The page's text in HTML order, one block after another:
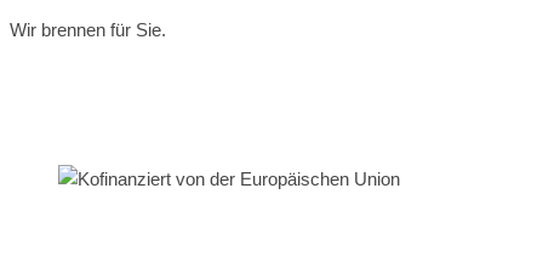
Wir brennen für Sie.